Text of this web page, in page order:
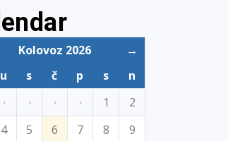
Kolovoz 2026
→
u s č p s
n
· · · · 1
2
4 5 6 7 8
9